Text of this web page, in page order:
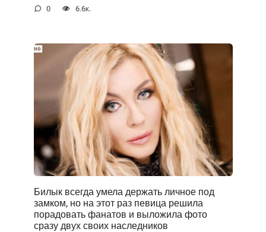
0 6.6к.
Билык всегда умела держать личное под
замком, но на этот раз певица решила
порадовать фанатов и выложила фото
сразу двух своих наследников